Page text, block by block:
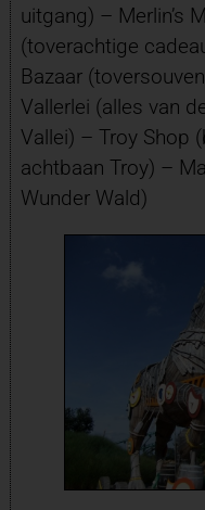
uitgang) – Merlin’s
(toverachtige
Bazaar
Vallerlei (alles van
Vallei) – Troy Shop
achtbaan Troy) –
Wunder Wald)